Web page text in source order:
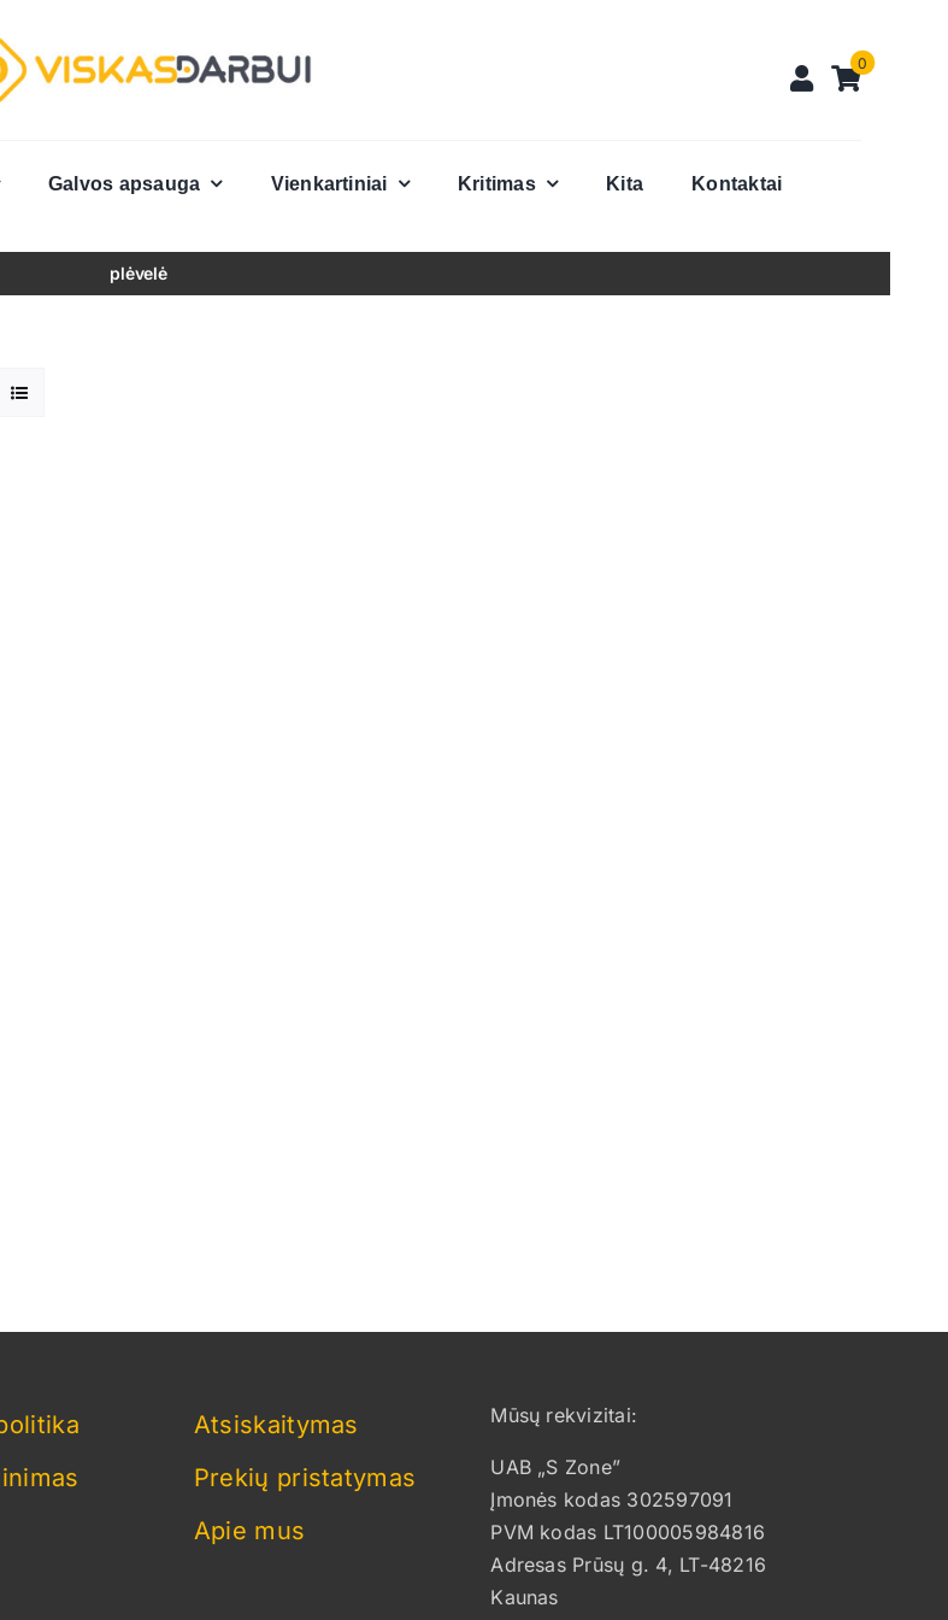
0
Galvos apsauga Vienkartiniai Kritimas Kita Kontaktai
plėvelė
Atsiskaitymas
Prekių pristatymas
Apie mus
Mūsų rekvizitai:
UAB „S Zone”
Įmonės kodas 302597091
PVM kodas LT100005984816
Adresas Prūsų g. 4, LT-48216
Kaunas